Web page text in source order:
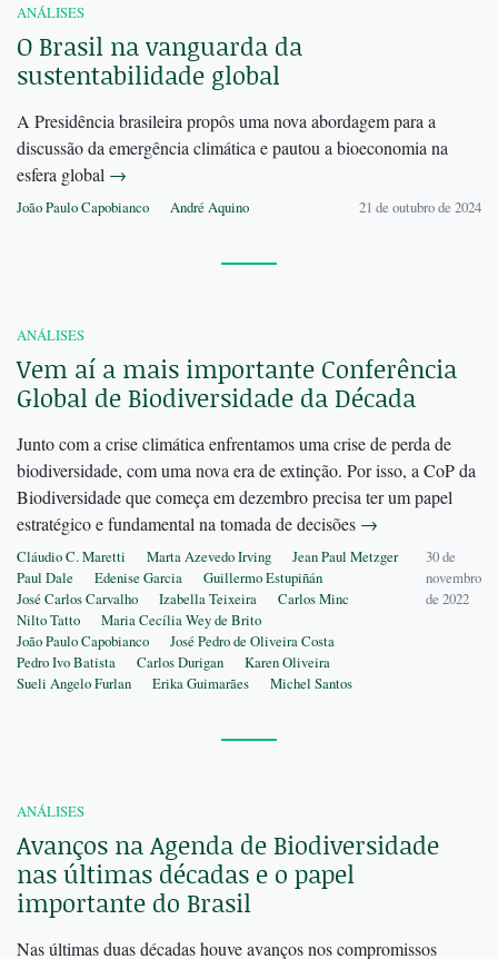
ANÁLISES
O Brasil na vanguarda da
sustentabilidade global
A Presidência brasileira propôs uma nova abordagem para a
discussão da emergência climática e pautou a bioeconomia na
esfera global →
João Paulo Capobianco André Aquino 21 de outubro de 2024
ANÁLISES
Vem aí a mais importante Conferência
Global de Biodiversidade da Década
Junto com a crise climática enfrentamos uma crise de perda de
biodiversidade, com uma nova era de extinção. Por isso, a CoP da
Biodiversidade que começa em dezembro precisa ter um papel
estratégico e fundamental na tomada de decisões →
Cláudio C. Maretti Marta Azevedo Irving
Jean Paul Metzger
Paul Dale
Edenise Garcia
Guillermo Estupiñán
José Carlos Carvalho
Izabella Teixeira
Carlos Minc
Nilto Tatto
Maria Cecília Wey de Brito
João Paulo Capobianco
José Pedro de Oliveira Costa
Pedro Ivo Batista
Carlos Durigan
Karen Oliveira
Sueli Angelo Furlan
Erika Guimarães Michel Santos
30 de
novembro
de 2022
ANÁLISES
Avanços na Agenda de Biodiversidade
nas últimas décadas e o papel
importante do Brasil
Nas últimas duas décadas houve avanços nos compromissos